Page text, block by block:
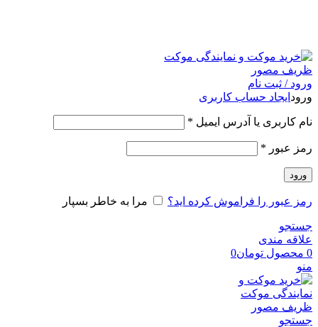
ورود / ثبت نام
ورود ایجاد حساب کاربری
نام کاربری یا آدرس ایمیل *
رمز عبور *
ورود
رمز عبور را فراموش کرده اید؟ مرا به خاطر بسپار
جستجو
علاقه مندی
0 محصول تومان0
منو
جستجو